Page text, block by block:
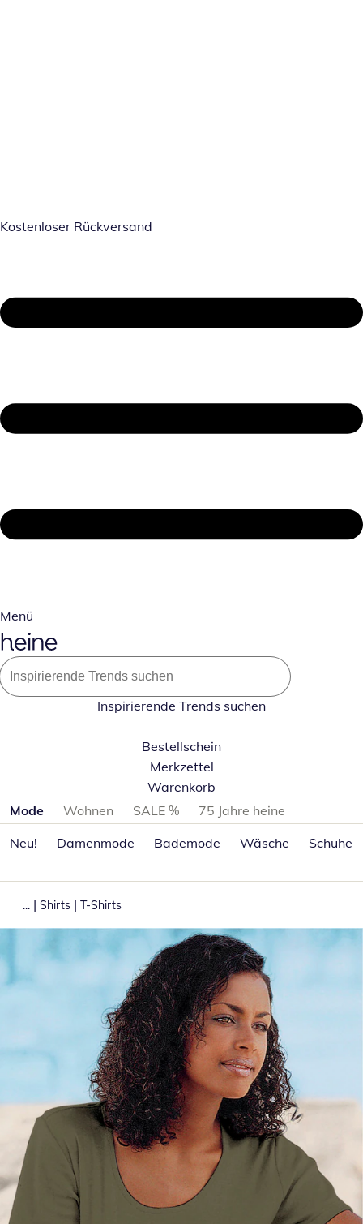
Kostenloser Rückversand
Menü
Inspirierende Trends suchen
Bestellschein
Merkzettel
Warenkorb
Produktkategorien überspringen
Mode Wohnen SALE %
75 Jahre heine
Neu!
Damenmode Bademode Wäsche Schuhe
... | Shirts | T-Shirts